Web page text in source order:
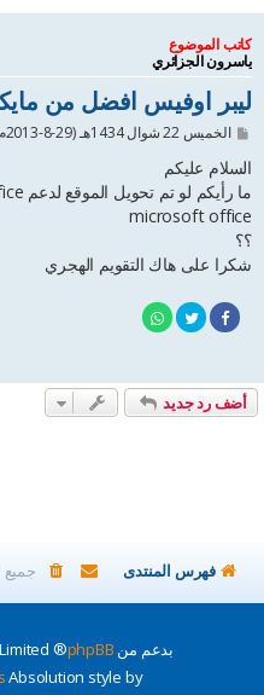
كاتب الموضوع
ياسرون الجزائري
ليبر اوفيس افضل من
م
ا
ر
ك
ة
الخميس 22 شوال 1434هـ (29-8-2013م) 8:12 pm
السلام عليكم
microsoft office
؟؟
شكرا على هاك التقويم الهجري
أضف رد جديد
فهرس المنتدى جميع
بدعم من phpBB
® Forum Software © phpBB Limited
Absolution style by